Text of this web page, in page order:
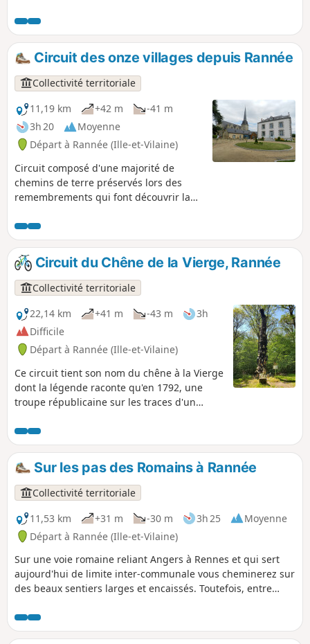
Circuit des onze villages depuis Rannée
Collectivité territoriale
11,19 km
+42 m
-41 m
3h 20
Moyenne
Départ à Rannée (Ille-et-Vilaine)
Circuit composé d'une majorité de
chemins de terre préservés lors des
remembrements qui font découvrir la
particulier aux lieu-dits La Perrière
(manoir du XVIIe siècle) et la
Rinjardière. La partie Sud emprunte
également la voie romaine qui reliait
Angers à Rennes. De magnifiques ponts
en pierre témoignent de ce riche passé.
Circuit labellisé FFRandonnée.
Circuit du Chêne de la Vierge, Rannée
Collectivité territoriale
22,14 km
+41 m -43 m
3h
Difficile
Départ à Rannée (Ille-et-Vilaine)
Ce circuit tient son nom du chêne à la Vierge
dont la légende raconte qu'en 1792, une
troupe républicaine sur les traces d'un
priant au pied de ce chêne. Refusant de
divulguer la cachette du prêtre, elle fut
fusillée. Devenu lieu de dévotion et bien
qu'incendié en 2018, de nombreuses
statuettes et ex-votos sont apposés sur le
tronc.
Sur les pas des Romains à Rannée
Collectivité territoriale
11,53 km
+31 m -30 m 3h 25
Moyenne
Départ à Rannée (Ille-et-Vilaine)
Sur une voie romaine reliant Angers à Rennes et qui sert
aujourd'hui de limite inter-communale vous cheminerez sur
des beaux sentiers larges et encaissés. Toutefois, entre
et l'arrivée, cette petite route de campagne peu fréquentée
ne manque pas de charme.